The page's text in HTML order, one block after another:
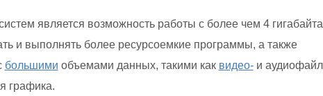
является возможность работы с более чем 4
и выполнять более ресурсоемкие программы, а также
большими объемами данных, такими как видео-и
графика.